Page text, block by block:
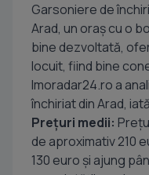
Garsoniere de
Arad, un oraș cu o
bine dezvoltată,
locuit, fiind bine
Imoradar24.ro a
închiriat din Arad,
Prețuri medii:
de aproximativ 210
130 euro și ajung